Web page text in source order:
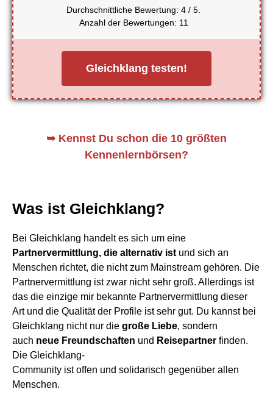
Durchschnittliche Bewertung: 4 / 5.
Anzahl der Bewertungen: 11
Gleichklang testen!
➥ Kennst Du schon die 10 größten
Kennenlernbörsen?
Was ist Gleichklang?
Bei Gleichklang handelt es sich um eine
Partnervermittlung, die alternativ ist und sich an
Menschen richtet, die nicht zum Mainstream gehören. Die
Partnervermittlung ist zwar nicht sehr groß. Allerdings ist
das die einzige mir bekannte Partnervermittlung dieser
Art und die Qualität der Profile ist sehr gut. Du kannst bei
Gleichklang nicht nur die große Liebe, sondern
auch neue Freundschaften und Reisepartner finden.
Die Gleichklang-
Community ist offen und solidarisch gegenüber allen
Menschen.